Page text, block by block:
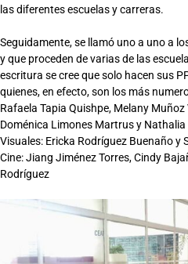
las diferentes escuelas y carreras.
Seguidamente, se llamó uno a uno a
y que proceden de varias de las
escritura se cree que solo hacen sus
quienes, en efecto, son los más
Rafaela Tapia Quishpe, Melany
Doménica Limones Martrus y
Visuales: Ericka Rodríguez Buenaño y
Cine: Jiang Jiménez Torres, Cindy
Rodríguez